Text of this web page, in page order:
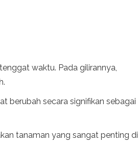
waktu. Pada gilirannya,
berubah secara signifikan sebagai
tanaman yang sangat penting di